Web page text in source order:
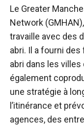
Le Greater
Network
travaille avec des
abri. Il a fourni
abri dans les villes
également
une stratégie à
l’itinérance et
agences, des